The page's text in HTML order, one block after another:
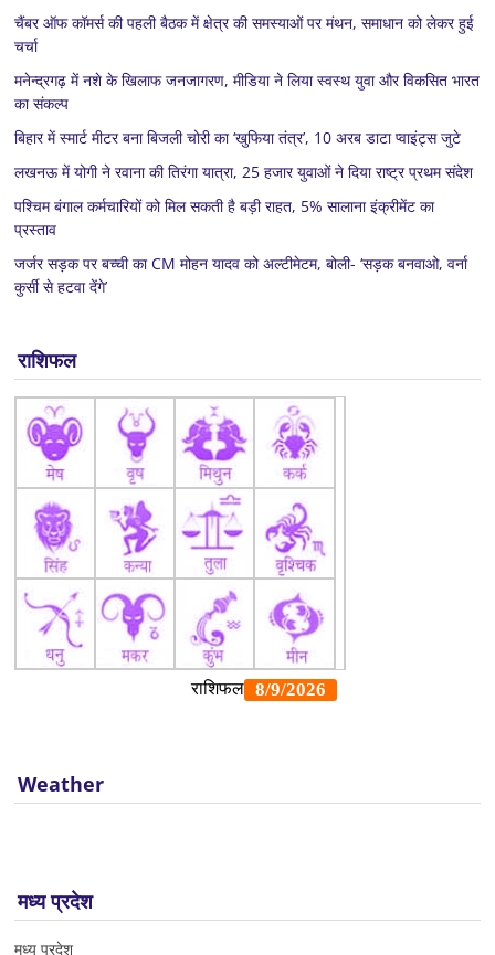
चैंबर ऑफ कॉमर्स की पहली बैठक में क्षेत्र की समस्याओं पर मंथन, समाधान को लेकर हुई
चर्चा
मनेन्द्रगढ़ में नशे के खिलाफ जनजागरण, मीडिया ने लिया स्वस्थ युवा और विकसित भारत
का संकल्प
बिहार में स्मार्ट मीटर बना बिजली चोरी का ‘खुफिया तंत्र’, 10 अरब डाटा प्वाइंट्स जुटे
लखनऊ में योगी ने रवाना की तिरंगा यात्रा, 25 हजार युवाओं ने दिया राष्ट्र प्रथम संदेश
पश्चिम बंगाल कर्मचारियों को मिल सकती है बड़ी राहत, 5% सालाना इंक्रीमेंट का
प्रस्ताव
जर्जर सड़क पर बच्ची का CM मोहन यादव को अल्टीमेटम, बोली- ‘सड़क बनवाओ, वर्ना
कुर्सी से हटवा देंगे’
राशिफल
Weather
मध्य प्रदेश
मध्य प्रदेश